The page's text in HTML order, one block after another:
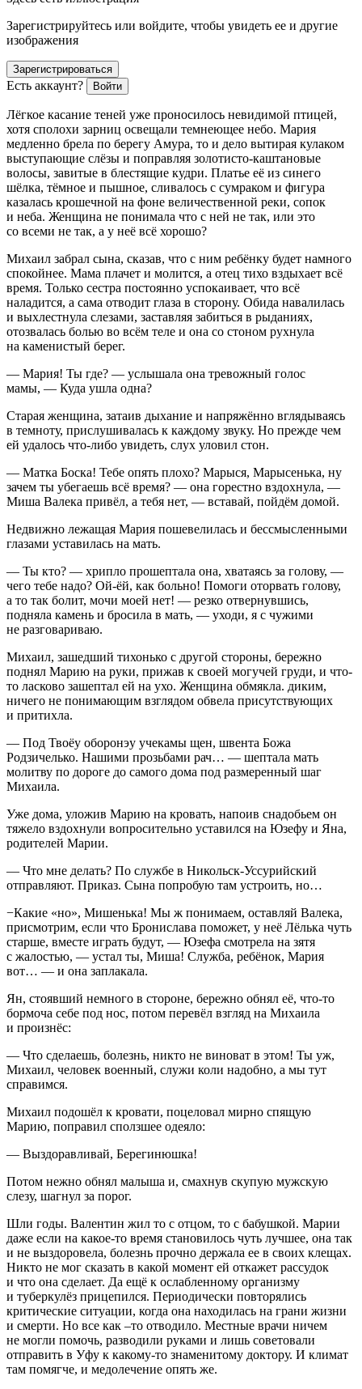
Зарегистрируйтесь или войдите, чтобы увидеть ее и другие
изображения
Зарегистрироваться
Есть аккаунт? Войти
Лёгкое касание теней уже проносилось невидимой птицей,
хотя сполохи зарниц освещали темнеющее небо. Мария
медленно брела по берегу Амура, то и дело вытирая кулаком
выступающие слёзы и поправляя золотисто-каштановые
волосы, завитые в блестящие кудри. Платье её из синего
шёлка, тёмное и пышное, сливалось с сумраком и фигура
казалась крошечной на фоне величественной реки, сопок
и неба. Женщина не понимала что с ней не так, или это
со всеми не так, а у неё всё хорошо?
Михаил забрал сына, сказав, что с ним ребёнку будет намного
спокойнее. Мама плачет и молится, а отец тихо вздыхает всё
время. Только сестра постоянно успокаивает, что всё
наладится, а сама отводит глаза в сторону. Обида навалилась
и выхлестнула слезами, заставляя забиться в рыданиях,
отозвалась болью во всём теле и она со стоном рухнула
на каменистый берег.
— Мария! Ты где? — услышала она тревожный голос
мамы, — Куда ушла одна?
Старая женщина, затаив дыхание и напряжённо вглядываясь
в темноту, прислушивалась к каждому звуку. Но прежде чем
ей удалось что-либо увидеть, слух уловил стон.
— Матка Боска! Тебе опять плохо? Марыся, Марысенька, ну
зачем ты убегаешь всё время? — она горестно вздохнула, —
Миша Валека привёл, а тебя нет, — вставай, пойдём домой.
Недвижно лежащая Мария пошевелилась и бессмысленными
глазами уставилась на мать.
— Ты кто? — хрипло прошептала она, хватаясь за голову, —
чего тебе надо? Ой-ёй, как больно! Помоги оторвать голову,
а то так болит, мочи моей нет! — резко отвернувшись,
подняла камень и бросила в мать, — уходи, я с чужими
не разговариваю.
Михаил, зашедший тихонько с другой стороны, бережно
поднял Марию на руки, прижав к своей могучей груди, и что-
то ласково зашептал ей на ухо. Женщина обмякла. диким,
ничего не понимающим взглядом обвела присутствующих
и притихла.
— Под Твоёу оборонэу учекамы щен, швента Божа
Родзичелько. Нашими прозьбами рач… — шептала мать
молитву по дороге до самого дома под размеренный шаг
Михаила.
Уже дома, уложив Марию на кровать, напоив снадобьем он
тяжело вздохнули вопросительно уставился на Юзефу и Яна,
родителей Марии.
— Что мне делать? По службе в Никольск-Уссурийский
отправляют. Приказ. Сына попробую там устроить, но…
−Какие «но», Мишенька! Мы ж понимаем, оставляй Валека,
присмотрим, если что Бронислава поможет, у неё Лёлька чуть
старше, вместе играть будут, — Юзефа смотрела на зятя
с жалостью, — устал ты, Миша! Служба, ребёнок, Мария
вот… — и она заплакала.
Ян, стоявший немного в стороне, бережно обнял её, что-то
бормоча себе под нос, потом перевёл взгляд на Михаила
и произнёс:
— Что сделаешь, болезнь, никто не виноват в этом! Ты уж,
Михаил, человек военный, служи коли надобно, а мы тут
справимся.
Михаил подошёл к кровати, поцеловал мирно спящую
Марию, поправил сползшее одеяло:
— Выздоравливай, Берегинюшка!
Потом нежно обнял малыша и, смахнув скупую мужскую
слезу, шагнул за порог.
Шли годы. Валентин жил то с отцом, то с бабушкой. Марии
даже если на какое-то время становилось чуть лучшее, она так
и не выздоровела, болезнь прочно держала ее в своих клещах.
Никто не мог сказать в какой момент ей откажет рассудок
и что она сделает. Да ещё к ослабленному организму
и туберкулёз прицепился. Периодически повторялись
критические ситуации, когда она находилась на грани жизни
и смерти. Но все как –то отводило. Местные врачи ничем
не могли помочь, разводили руками и лишь советовали
отправить в Уфу к какому-то знаменитому доктору. И климат
там помягче, и медолечение опять же.